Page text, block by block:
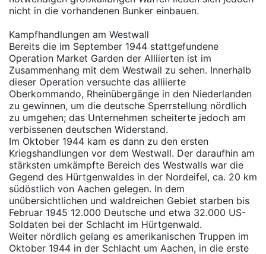
nicht in die vorhandenen Bunker einbauen.
Kampfhandlungen am Westwall
Bereits die im September 1944 stattgefundene
Operation Market Garden der Alliierten ist im
Zusammenhang mit dem Westwall zu sehen. Innerhalb
dieser Operation versuchte das alliierte
Oberkommando, Rheinübergänge in den Niederlanden
zu gewinnen, um die deutsche Sperrstellung nördlich
zu umgehen; das Unternehmen scheiterte jedoch am
verbissenen deutschen Widerstand.
Im Oktober 1944 kam es dann zu den ersten
Kriegshandlungen vor dem Westwall. Der daraufhin am
stärksten umkämpfte Bereich des Westwalls war die
Gegend des Hürtgenwaldes in der Nordeifel, ca. 20 km
südöstlich von Aachen gelegen. In dem
unübersichtlichen und waldreichen Gebiet starben bis
Februar 1945 12.000 Deutsche und etwa 32.000 US-
Soldaten bei der Schlacht im Hürtgenwald.
Weiter nördlich gelang es amerikanischen Truppen im
Oktober 1944 in der Schlacht um Aachen, in die erste